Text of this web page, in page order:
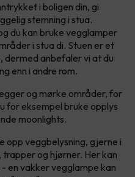
i boligen din, gi
stemning i stua.
du kan bruke vegglamper
i stua di. Stuen er et
dermed anbefaler vi at du
enn i andre rom.
og mørke områder, for
for eksempel bruke opplys
moonlights.
opp veggbelysning, gjerne i
og hjørner. Her kan
en vakker vegglampe kan